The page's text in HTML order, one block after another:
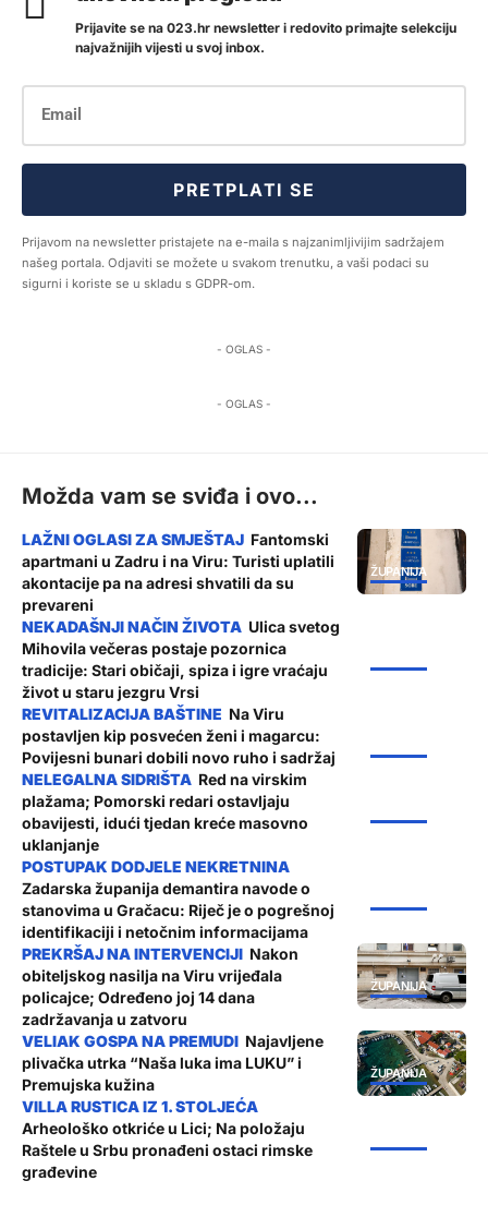
Prijavite se na 023.hr newsletter i redovito primajte selekciju
najvažnijih vijesti u svoj inbox.
PRETPLATI SE
Prijavom na newsletter pristajete na e-maila s najzanimljivijim sadržajem
našeg portala. Odjaviti se možete u svakom trenutku, a vaši podaci su
sigurni i koriste se u skladu s GDPR-om.
- OGLAS -
- OGLAS -
Možda vam se sviđa i ovo...
ŽUPANIJA
Fantomski
apartmani u Zadru i na Viru: Turisti uplatili
akontacije pa na adresi shvatili da su
prevareni
Ulica svetog
Mihovila večeras postaje pozornica
tradicije: Stari običaji, spiza i igre vraćaju
život u staru jezgru Vrsi
Na Viru
postavljen kip posvećen ženi i magarcu:
Povijesni bunari dobili novo ruho i sadržaj
Red na virskim
plažama; Pomorski redari ostavljaju
obavijesti, idući tjedan kreće masovno
uklanjanje
Zadarska županija demantira navode o
stanovima u Gračacu: Riječ je o pogrešnoj
identifikaciji i netočnim informacijama
ŽUPANIJA
Nakon
obiteljskog nasilja na Viru vrijeđala
policajce; Određeno joj 14 dana
zadržavanja u zatvoru
ŽUPANIJA
Najavljene
plivačka utrka “Naša luka ima LUKU” i
Premujska kužina
Arheološko otkriće u Lici; Na položaju
Raštele u Srbu pronađeni ostaci rimske
građevine